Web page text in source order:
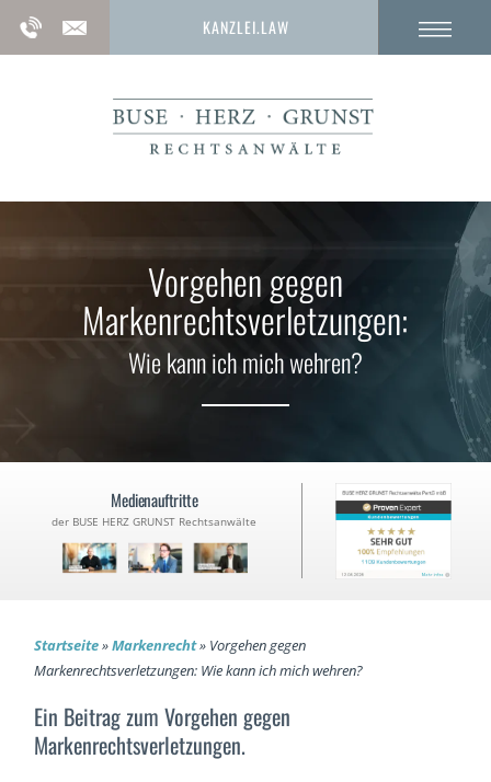
KANZLEI.LAW
Vorgehen gegen
Markenrechtsverletzungen:
Wie kann ich mich wehren?
Medienauftritte
der BUSE HERZ GRUNST Rechtsanwälte
Startseite»Markenrecht» Vorgehen gegen
Markenrechtsverletzungen: Wie kann ich mich wehren?
Ein Beitrag zum Vorgehen gegen
Markenrechtsverletzungen.